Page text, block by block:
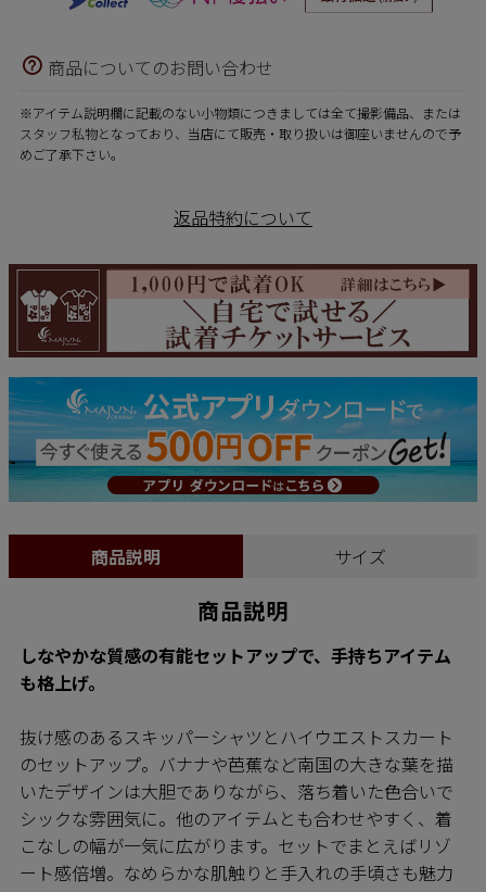
商品についてのお問い合わせ
※アイテム説明欄に記載のない小物類につきましては全て撮影備品、または
スタッフ私物となっており、当店にて販売・取り扱いは御座いませんので予
めご了承下さい。
返品特約について
商品説明 サイズ
商品説明
しなやかな質感の有能セットアップで、手持ちアイテム
も格上げ。
抜け感のあるスキッパーシャツとハイウエストスカート
のセットアップ。バナナや芭蕉など南国の大きな葉を描
いたデザインは大胆でありながら、落ち着いた色合いで
シックな雰囲気に。他のアイテムとも合わせやすく、着
こなしの幅が一気に広がります。セットでまとえばリゾ
ート感倍増。なめらかな肌触りと手入れの手頃さも魅力